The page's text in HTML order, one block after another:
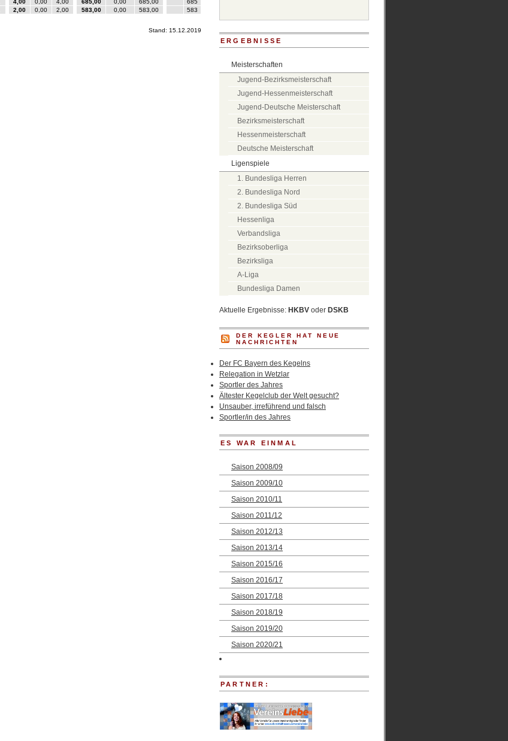
ERGEBNISSE
Meisterschaften
Jugend-Bezirksmeisterschaft
Jugend-Hessenmeisterschaft
Jugend-Deutsche Meisterschaft
Bezirksmeisterschaft
Hessenmeisterschaft
Deutsche Meisterschaft
Ligenspiele
1. Bundesliga Herren
2. Bundesliga Nord
2. Bundesliga Süd
Hessenliga
Verbandsliga
Bezirksoberliga
Bezirksliga
A-Liga
Bundesliga Damen
Aktuelle Ergebnisse: HKBV oder DSKB
DER KEGLER HAT NEUE
NACHRICHTEN
Der FC Bayern des Kegelns
Relegation in Wetzlar
Sportler des Jahres
Ältester Kegelclub der Welt gesucht?
Unsauber, irreführend und falsch
Sportler/in des Jahres
ES WAR EINMAL
Saison 2008/09
Saison 2009/10
Saison 2010/11
Saison 2011/12
Saison 2012/13
Saison 2013/14
Saison 2015/16
Saison 2016/17
Saison 2017/18
Saison 2018/19
Saison 2019/20
Saison 2020/21
PARTNER: